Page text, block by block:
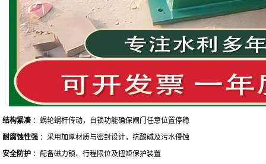
结构紧凑：蜗轮蜗杆传动，自锁功能确保闸门任意位置停稳
耐腐蚀性强 ：采用加厚材质与密封设计，抗酸碱及污水侵蚀
安全防护 ：配备磁力锁、行程限位及扭矩保护装置